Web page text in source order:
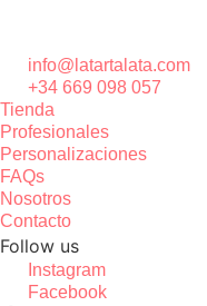
info@latartalata.com
+34 669 098 057
Tienda
Profesionales
Personalizaciones
FAQs
Nosotros
Contacto
Follow us
Instagram
Facebook